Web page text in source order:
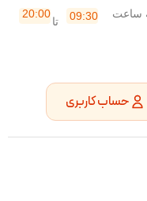
ساعت 09:30 تا
20:00
حساب کاربری